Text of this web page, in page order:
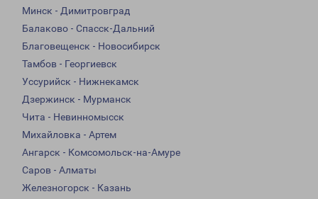
Минск - Димитровград
Балаково - Спасск-Дальний
Благовещенск - Новосибирск
Тамбов - Георгиевск
Уссурийск - Нижнекамск
Дзержинск - Мурманск
Чита - Невинномысск
Михайловка - Артем
Ангарск - Комсомольск-на-Амуре
Саров - Алматы
Железногорск - Казань